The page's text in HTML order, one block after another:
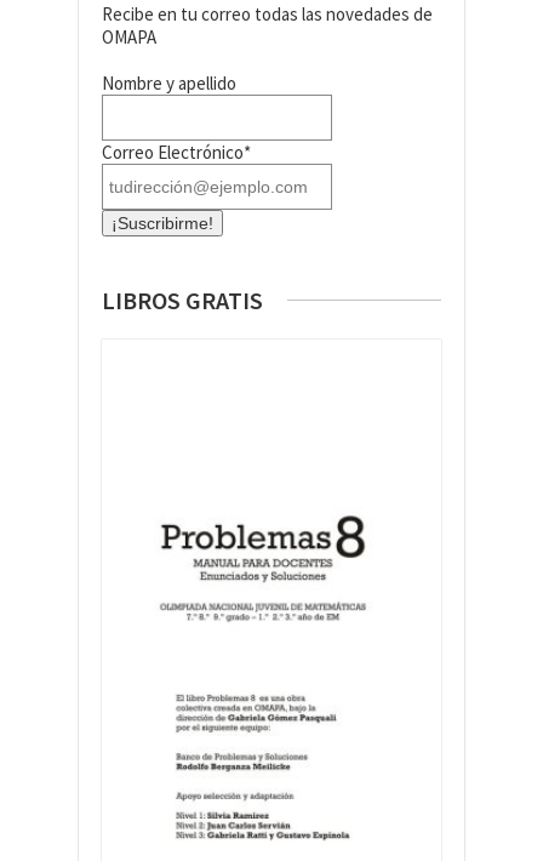
Recibe en tu correo todas las novedades de
OMAPA
Nombre y apellido
Correo Electrónico*
LIBROS GRATIS